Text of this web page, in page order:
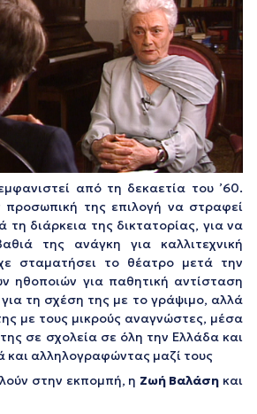
από τη δεκαετία του ’60.
προσωπική της επιλογή να στραφεί
διάρκεια της δικτατορίας, για να
της ανάγκη για καλλιτεχνική
σταματήσει το θέατρο μετά την
ηθοποιών για παθητική αντίσταση
τη σχέση της με το γράψιμο, αλλά
με τους μικρούς αναγνώστες, μέσα
σε σχολεία σε όλη την Ελλάδα και
και αλληλογραφώντας μαζί τους
στην εκπομπή, η Ζωή Βαλάση και